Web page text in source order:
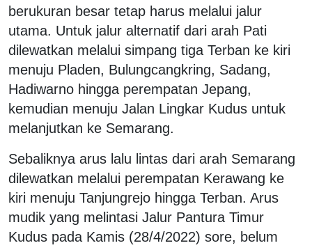
berukuran besar tetap harus melalui jalur
utama. Untuk jalur alternatif dari arah Pati
dilewatkan melalui simpang tiga Terban ke kiri
menuju Pladen, Bulungcangkring, Sadang,
Hadiwarno hingga perempatan Jepang,
kemudian menuju Jalan Lingkar Kudus untuk
melanjutkan ke Semarang.
Sebaliknya arus lalu lintas dari arah Semarang
dilewatkan melalui perempatan Kerawang ke
kiri menuju Tanjungrejo hingga Terban. Arus
mudik yang melintasi Jalur Pantura Timur
Kudus pada Kamis (28/4/2022) sore, belum